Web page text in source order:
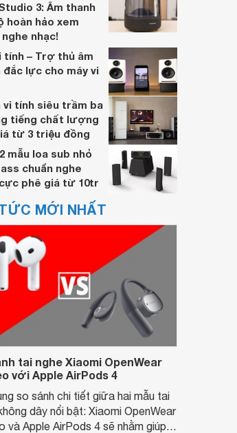
Loa cột Bosch LBC3201/00
Giá từ 9.350.000 đ
Có 1 nơi bán
Loa kéo Sumico SU1905
Giá từ 3.150.000 đ
Có 12 nơi bán
3: Âm thanh
hoàn hảo xem
nghe nhạc!
tính – Trợ thủ âm
đắc lực cho máy vi
vi tính siêu trầm ba
tiếng chất lượng
từ 3 triệu đồng
mẫu loa sub nhỏ
chuẩn nghe
phê giá từ 10tr
MỚI NHẤT
tai nghe Xiaomi OpenWear
với Apple AirPods 4
so sánh chi tiết giữa hai mẫu tai
dây nổi bật: Xiaomi OpenWear
và Apple AirPods 4 sẽ nhằm giúp